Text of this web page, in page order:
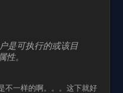
是可执行的或该目
性。
不一样的啊。。。这下就好